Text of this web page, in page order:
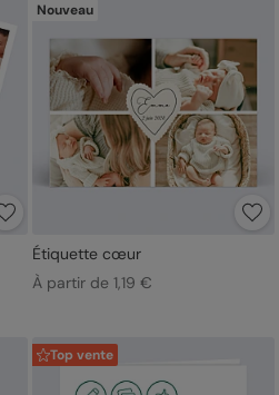
Nouveau
Étiquette cœur
À partir de 1,19 €
Top vente